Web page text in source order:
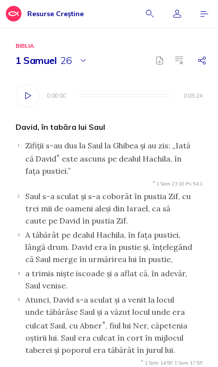
Resurse Creștine
BIBLIA
1 Samuel 26
0:00:00 0:05:24
0:00:00 0:05:24
David, în tabăra lui Saul
1
Zifiţii s-au dus la Saul la Ghibea şi au zis: „Iată
că David* este ascuns pe dealul Hachila, în
faţa pustiei.”
* 1 Sam 23:19 Ps 54:1
2
Saul s-a sculat şi s-a coborât în pustia Zif, cu
trei mii de oameni aleşi din Israel, ca să
caute pe David în pustia Zif.
3
A tăbărât pe dealul Hachila, în faţa pustiei,
lângă drum. David era în pustie şi, înţelegând
că Saul merge în urmărirea lui în pustie,
4
a trimis nişte iscoade şi a aflat că, în adevăr,
Saul venise.
5
Atunci, David s-a sculat şi a venit la locul
unde tăbărâse Saul şi a văzut locul unde era
culcat Saul, cu Abner*, fiul lui Ner, căpetenia
oştirii lui. Saul era culcat în cort în mijlocul
taberei şi poporul era tăbărât în jurul lui.
* 1 Sam 14:50 1 Sam 17:55